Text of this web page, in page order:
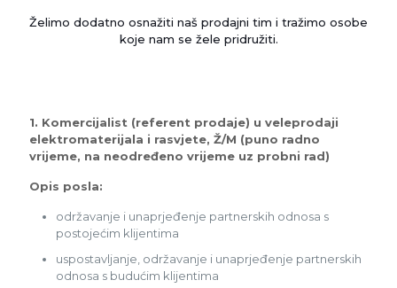
Želimo dodatno osnažiti naš prodajni tim i tražimo osobe
koje nam se žele pridružiti.
1. Komercijalist (referent prodaje) u veleprodaji
elektromaterijala i rasvjete, Ž/M (puno radno
vrijeme, na neodređeno vrijeme uz probni rad)
Opis posla:
održavanje i unaprjeđenje partnerskih odnosa s
postojećim klijentima
uspostavljanje, održavanje i unaprjeđenje partnerskih
odnosa s budućim klijentima